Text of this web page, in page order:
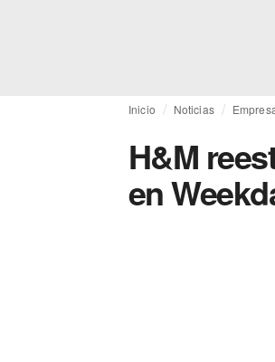
Inicio Noticias
H&M
en